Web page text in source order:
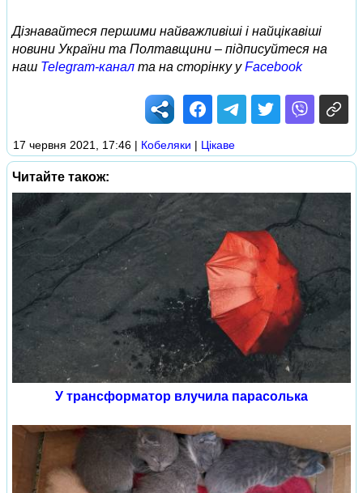
Дізнавайтеся першими найважливіші і найцікавіші
новини України та Полтавщини – підписуйтеся на
наш Telegram-канал та на сторінку уFacebook
17 червня 2021, 17:46 | Кобеляки | Цікаве
Читайте також:
У трансформатор влучила парасолька